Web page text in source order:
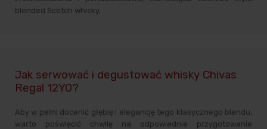
blended Scotch whisky.
Jak serwować i degustować whisky Chivas
Regal 12YO?
Aby w pełni docenić głębię i elegancję tego klasycznego blendu,
warto poświęcić chwilę na odpowiednie przygotowanie